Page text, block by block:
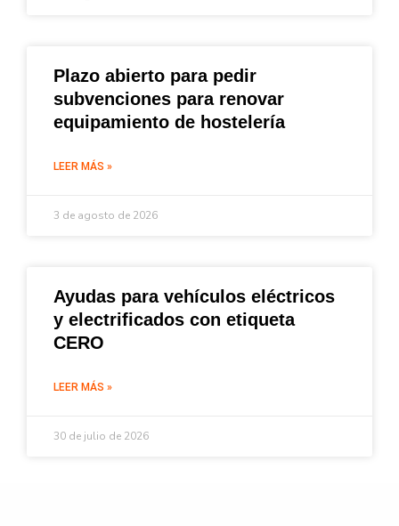
Plazo abierto para pedir
subvenciones para renovar
equipamiento de hostelería
LEER MÁS »
3 de agosto de 2026
Ayudas para vehículos eléctricos
y electrificados con etiqueta
CERO
LEER MÁS »
30 de julio de 2026